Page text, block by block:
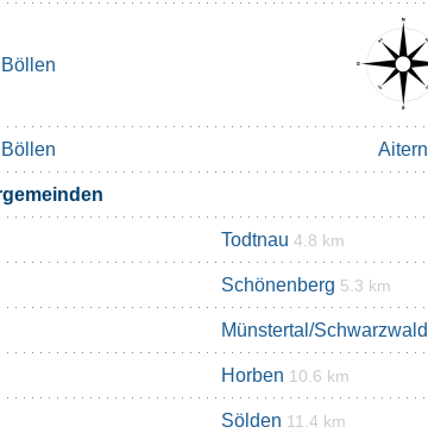
Böllen
Böllen Aitern
Todtnau 4.8 km
Schönenberg 5.3 km
Münstertal/Schwarzwald
Horben 10.6 km
Sölden 11.4 km